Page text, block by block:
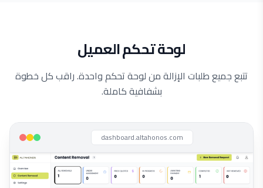
لوحة تحكم العميل
تتبع جميع طلبات الإزالة من لوحة تحكم واحدة. راقب كل خطوة
بشفافية كاملة.
dashboard.altahonos.com